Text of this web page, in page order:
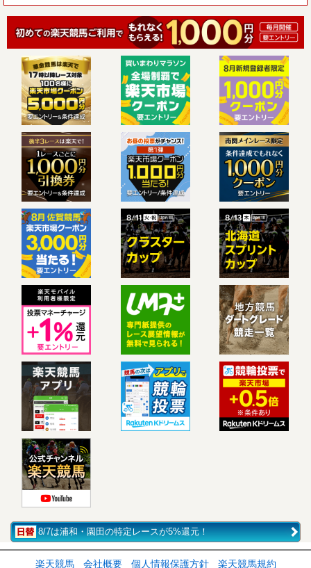
8/7は浦和・園田の特定レースが5%還元！
楽天競馬 会社概要 個人情報保護方針 楽天競馬規約